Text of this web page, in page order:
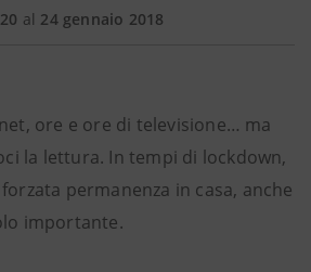
al 24 gennaio 2018
ore e ore di televisione… ma
la lettura. In tempi di lockdown,
permanenza in casa, anche
importante.